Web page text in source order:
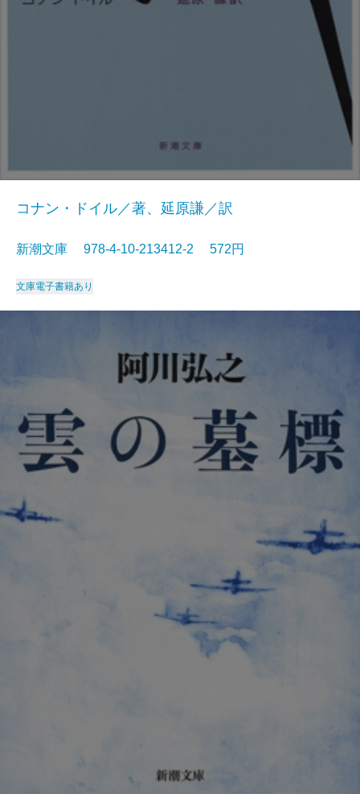
コナン・ドイル／著、延原謙／訳
新潮文庫 978-4-10-213412-2 572円
文庫電子書籍あり